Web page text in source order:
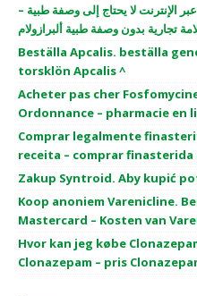
الإنترنت لا يحتاج إلى وصفة طبية –
Beställa Apcalis. beställa
torsklön Apcalis ^
Acheter pas cher
Ordonnance – pharmacie en
Comprar legalmente
receita – comprar
Zakup Syntroid. Aby kupić
Koop anoniem Varenicline.
Mastercard – Kosten van
Hvor kan jeg købe
Clonazepam – pris